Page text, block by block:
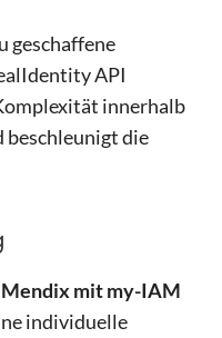
geschaffene
API
innerhalb
beschleunigt die
mit my-IAM
individuelle